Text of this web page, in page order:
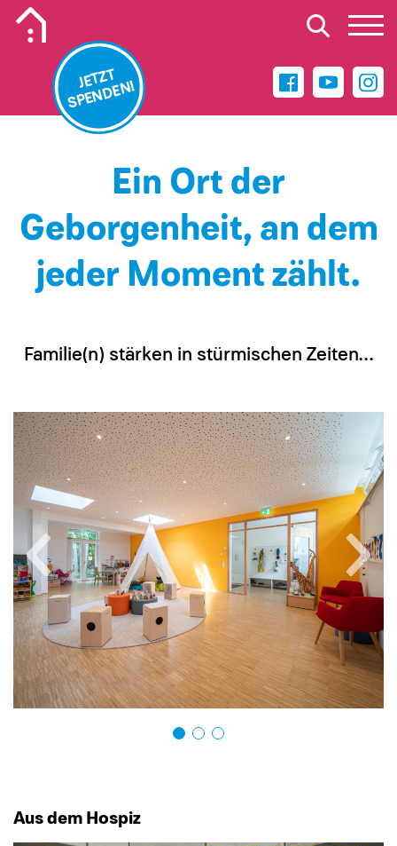
JETZT
SPENDEN!
Ein Ort der
Geborgenheit, an dem
jeder Moment zählt.
Familie(n) stärken in stürmischen Zeiten...
Aus dem Hospiz
Mobiles Logo des Kinderhospiz Wilhelmshaven